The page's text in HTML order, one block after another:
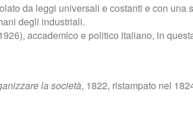
da leggi universali e costanti e con
degli industriali.
accademico e politico italiano, in
la società, 1822, ristampato nel